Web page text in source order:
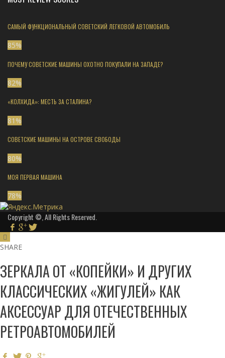
САМЫЙ ФУНКЦИОНАЛЬНЫЙ СОВЕТСКИЙ ЛЕГКОВОЙ АВТОМОБИЛЬ
85%
ПОЧЕМУ СОВЕТСКИЕ МАШИНЫ ОХОТНО ПОКУПАЛИ НА ЗАПАДЕ?
82%
«КОЛХИДА»: МЕСТЬ ЗА СТАЛИНА?
81 %
СОВЕТСКИЕ МАШИНЫ НА ОСТРОВЕ СВОБОДЫ
80%
МОЯ ПЕРВАЯ МАШИНА
78%
Copyright ©, All Rights Reserved.
SHARE
ЗЕРКАЛА ОТ «КОПЕЙКИ» И ДРУГИХ
КЛАССИЧЕСКИХ «ЖИГУЛЕЙ» КАК
АКСЕССУАР ДЛЯ ОТЕЧЕСТВЕННЫХ
РЕТРОАВТОМОБИЛЕЙ